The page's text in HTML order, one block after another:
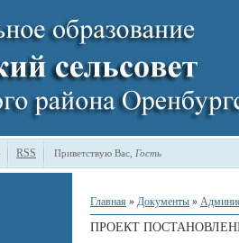
RSS Приветствую Вас Гость
Главная » Документы »
ПРОЕКТ